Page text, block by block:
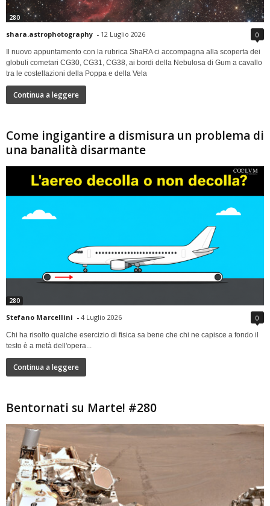
280
shara.astrophotography - 12 Luglio 2026 0
Il nuovo appuntamento con la rubrica ShaRA ci accompagna alla scoperta dei
globuli cometari CG30, CG31, CG38, ai bordi della Nebulosa di Gum a cavallo
tra le costellazioni della Poppa e della Vela
Continua a leggere
Come ingigantire a dismisura un problema di
una banalità disarmante
280
Stefano Marcellini - 4 Luglio 2026 0
Chi ha risolto qualche esercizio di fisica sa bene che chi ne capisce a fondo il
testo è a metà dell'opera...
Continua a leggere
Bentornati su Marte! #280